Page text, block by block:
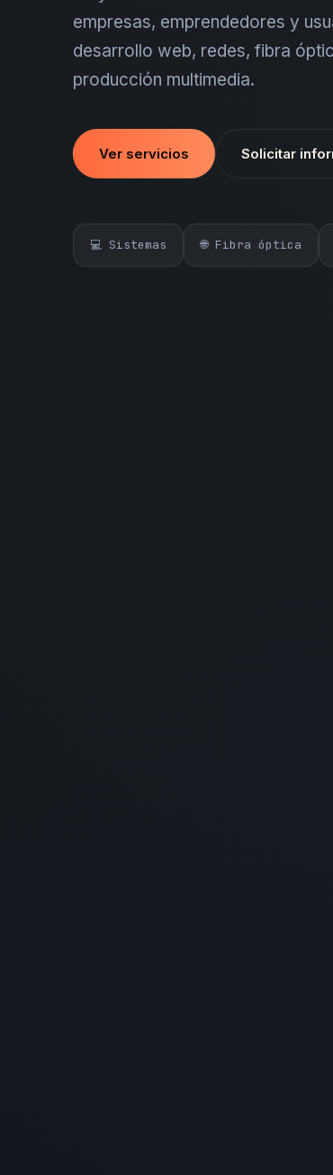
empresas, emprendedores y
desarrollo web, redes, fibra
producción multimedia.
Ver servicios Solicitar
💻 Sistemas 🌐 Fibra óptica